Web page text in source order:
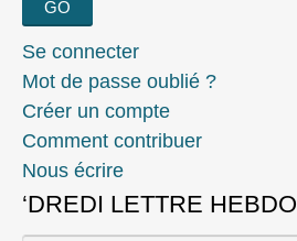
Se connecter
Mot de passe oublié ?
Créer un compte
Comment contribuer
Nous écrire
‘DREDI LETTRE HEBDO